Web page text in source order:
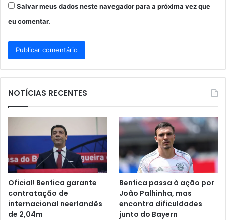
Salvar meus dados neste navegador para a próxima vez que
eu comentar.
NOTÍCIAS RECENTES
Oficial! Benfica garante
contratação de
internacional neerlandês
de 2,04m
Benfica passa à ação por
João Palhinha, mas
encontra dificuldades
junto do Bayern